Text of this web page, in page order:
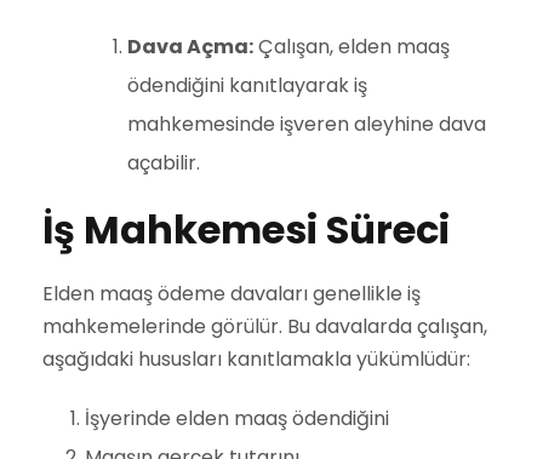
Dava Açma:Çalışan, elden maaş
ödendiğini kanıtlayarak iş
mahkemesinde işveren aleyhine dava
açabilir.
İş Mahkemesi Süreci
Elden maaş ödeme davaları genellikle iş
mahkemelerinde görülür. Bu davalarda çalışan,
aşağıdaki hususları kanıtlamakla yükümlüdür:
İşyerinde elden maaş ödendiğini